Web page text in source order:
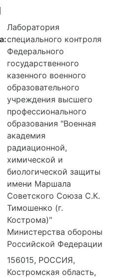
Лаборатория
специального контроля
Федерального
государственного
казенного военного
образовательного
учреждения высшего
профессионального
образования "Военная
академия
радиационной,
химической и
биологической защиты
имени Маршала
Советского Союза С.К.
Тимошенко (г.
Кострома)"
Министерства обороны
Российской Федерации
156015, РОССИЯ,
Костромская область,